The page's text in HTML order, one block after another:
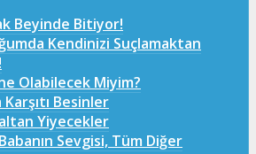
Beyinde Bitiyor!
Kendinizi Suçlamaktan
Olabilecek Miyim?
Besinler
Yiyecekler
Sevgisi, Tüm Diğer